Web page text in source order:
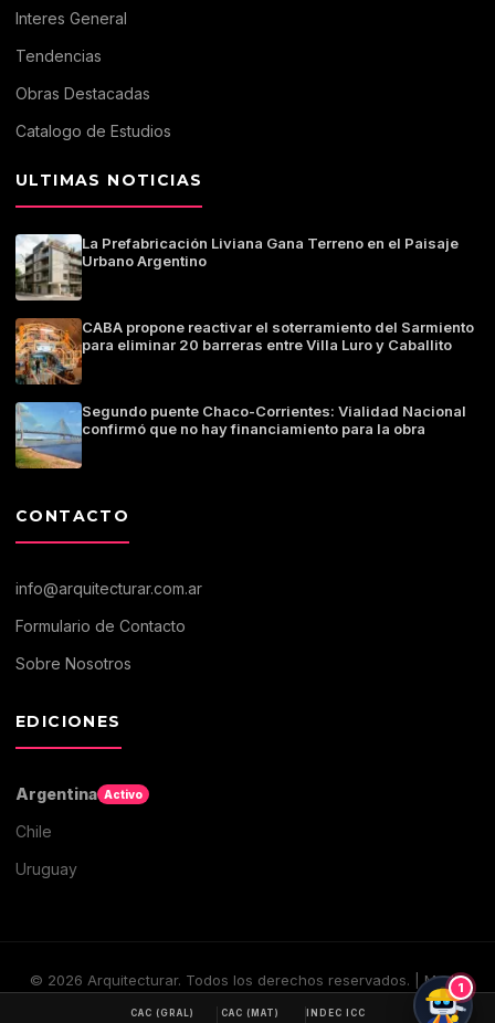
Interes General
Tendencias
Obras Destacadas
Catalogo de Estudios
ULTIMAS NOTICIAS
La Prefabricación Liviana Gana Terreno en el Paisaje
Urbano Argentino
CABA propone reactivar el soterramiento del Sarmiento
para eliminar 20 barreras entre Villa Luro y Caballito
Segundo puente Chaco-Corrientes: Vialidad Nacional
confirmó que no hay financiamiento para la obra
CONTACTO
info@arquitecturar.com.ar
Formulario de Contacto
Sobre Nosotros
EDICIONES
Argentina Activo
Chile
Uruguay
© 2026 Arquitecturar. Todos los derechos reservados. | Medio
CAC (GRAL) CAC (MAT) INDEC ICC
1